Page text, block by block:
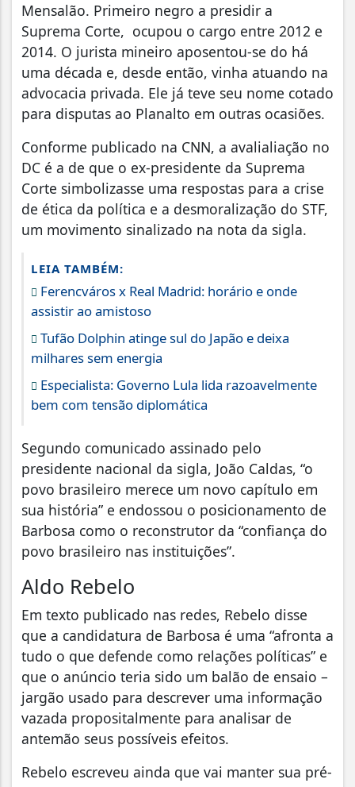
Mensalão. Primeiro negro a presidir a
Suprema Corte, ocupou o cargo entre 2012 e
2014. O jurista mineiro aposentou-se do há
uma década e, desde então, vinha atuando na
advocacia privada. Ele já teve seu nome cotado
para disputas ao Planalto em outras ocasiões.
Conforme publicado na CNN, a avalialiação no
DC é a de que o ex-presidente da Suprema
Corte simbolizasse uma respostas para a crise
de ética da política e a desmoralização do STF,
um movimento sinalizado na nota da sigla.
LEIA TAMBÉM:
Ferencváros x Real Madrid: horário e onde
assistir ao amistoso
Tufão Dolphin atinge sul do Japão e deixa
milhares sem energia
Especialista: Governo Lula lida razoavelmente
bem com tensão diplomática
Segundo comunicado assinado pelo
presidente nacional da sigla, João Caldas, “o
povo brasileiro merece um novo capítulo em
sua história” e endossou o posicionamento de
Barbosa como o reconstrutor da “confiança do
povo brasileiro nas instituições”.
Aldo Rebelo
Em texto publicado nas redes, Rebelo disse
que a candidatura de Barbosa é uma “afronta a
tudo o que defende como relações políticas” e
que o anúncio teria sido um balão de ensaio –
jargão usado para descrever uma informação
vazada propositalmente para analisar de
antemão seus possíveis efeitos.
Rebelo escreveu ainda que vai manter sua pré-